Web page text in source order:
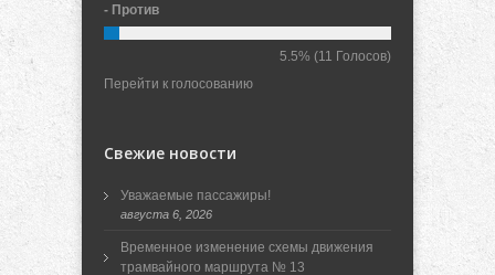
- Против
5.5% (11 Голосов)
Перейти к голосованию
Свежие новости
Уважаемые пассажиры!
августа 6, 2026
Временное изменение схемы движения
трамвайного маршрута № 13